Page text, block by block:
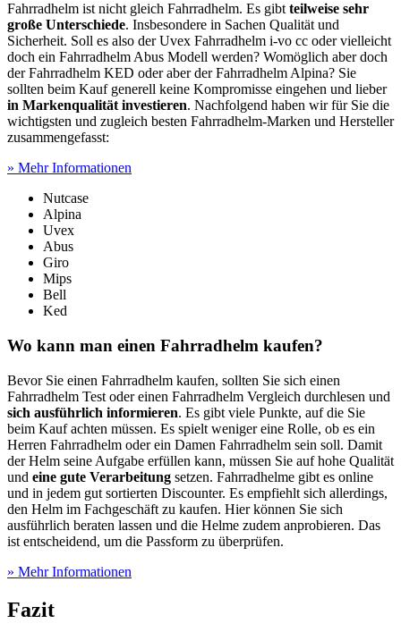
Fahrradhelm ist nicht gleich Fahrradhelm. Es gibt teilweise sehr
große Unterschiede. Insbesondere in Sachen Qualität und
Sicherheit. Soll es also der Uvex Fahrradhelm i-vo cc oder vielleicht
doch ein Fahrradhelm Abus Modell werden? Womöglich aber doch
der Fahrradhelm KED oder aber der Fahrradhelm Alpina? Sie
sollten beim Kauf generell keine Kompromisse eingehen und lieber
in Markenqualität investieren. Nachfolgend haben wir für Sie die
wichtigsten und zugleich besten Fahrradhelm-Marken und Hersteller
zusammengefasst:
» Mehr Informationen
Nutcase
Alpina
Uvex
Abus
Giro
Mips
Bell
Ked
Wo kann man einen Fahrradhelm kaufen?
Bevor Sie einen Fahrradhelm kaufen, sollten Sie sich einen
Fahrradhelm Test oder einen Fahrradhelm Vergleich durchlesen und
sich ausführlich informieren. Es gibt viele Punkte, auf die Sie
beim Kauf achten müssen. Es spielt weniger eine Rolle, ob es ein
Herren Fahrradhelm oder ein Damen Fahrradhelm sein soll. Damit
der Helm seine Aufgabe erfüllen kann, müssen Sie auf hohe Qualität
und eine gute Verarbeitung setzen. Fahrradhelme gibt es online
und in jedem gut sortierten Discounter. Es empfiehlt sich allerdings,
den Helm im Fachgeschäft zu kaufen. Hier können Sie sich
ausführlich beraten lassen und die Helme zudem anprobieren. Das
ist entscheidend, um die Passform zu überprüfen.
» Mehr Informationen
Fazit